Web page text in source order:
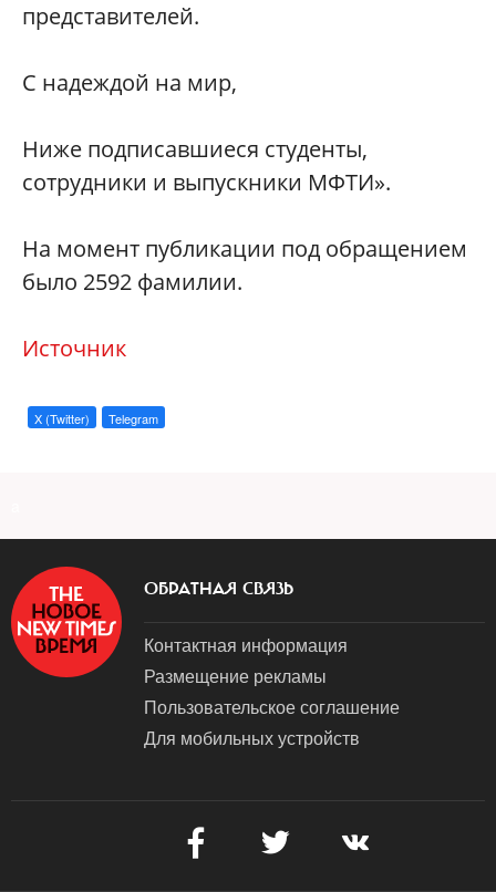
представителей.
С надеждой на мир,
Ниже подписавшиеся студенты,
сотрудники и выпускники МФТИ».
На момент публикации под обращением
было 2592 фамилии.
Источник
X (Twitter) Telegram
ОБРАТНАЯ СВЯЗЬ
Контактная информация
Размещение рекламы
Пользовательское соглашение
Для мобильных устройств